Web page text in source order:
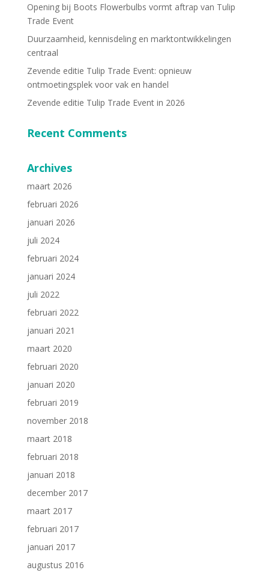
Opening bij Boots Flowerbulbs vormt aftrap van Tulip
Trade Event
Duurzaamheid, kennisdeling en marktontwikkelingen
centraal
Zevende editie Tulip Trade Event: opnieuw
ontmoetingsplek voor vak en handel
Zevende editie Tulip Trade Event in 2026
Recent Comments
Archives
maart 2026
februari 2026
januari 2026
juli 2024
februari 2024
januari 2024
juli 2022
februari 2022
januari 2021
maart 2020
februari 2020
januari 2020
februari 2019
november 2018
maart 2018
februari 2018
januari 2018
december 2017
maart 2017
februari 2017
januari 2017
augustus 2016